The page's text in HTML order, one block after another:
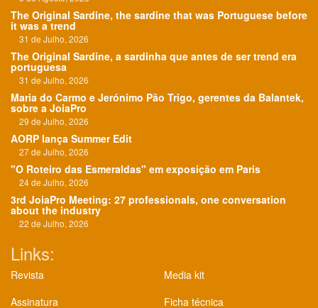
The Original Sardine, the sardine that was Portuguese before
it was a trend
31 de Julho, 2026
The Original Sardine, a sardinha que antes de ser trend era
portuguesa
31 de Julho, 2026
Maria do Carmo e Jerónimo Pão Trigo, gerentes da Balantek,
sobre a JoiaPro
29 de Julho, 2026
AORP lança Summer Edit
27 de Julho, 2026
"O Roteiro das Esmeraldas" em exposição em Paris
24 de Julho, 2026
3rd JoiaPro Meeting: 27 professionals, one conversation
about the industry
22 de Julho, 2026
Links:
Revista
Assinatura
Media kit
Ficha técnica